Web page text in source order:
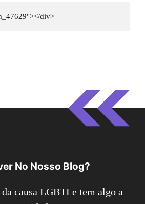
div>
No Nosso Blog?
causa LGBTI e tem algo a